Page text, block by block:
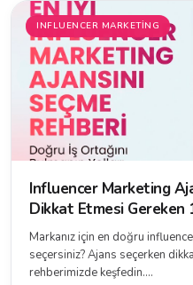
INFLUENCER MARKETING
Influencer Marketing
Dikkat Etmesi
Ajansı Bulun
Markanız için en doğru
seçersiniz? Ajans seçerken
rehberimizde keşfedin....